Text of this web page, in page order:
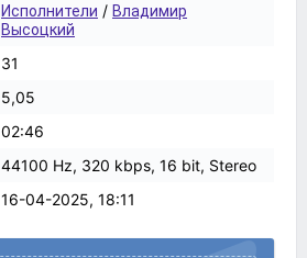
Исполнители / Владимир
Высоцкий
31
5,05
02:46
44100 Hz, 320 kbps, 16 bit, Stereo
16-04-2025, 18:11